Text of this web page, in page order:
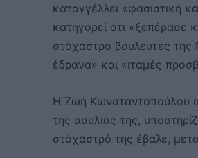
καταγγέλλει «φασιστική
κατηγορεί ότι «ξεπέρασε
στόχαστρο βουλευτές
έδρανα» και «ιταμές
Η Ζωή Κωνσταντοπούλου
της ασυλίας της,
στόχαστρό της έβαλε,